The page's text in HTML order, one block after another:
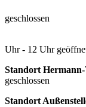
20.07.
geschlossen
03.08. -
Uhr - 12 Uhr
Standort Hermann-
geschlossen
Standort